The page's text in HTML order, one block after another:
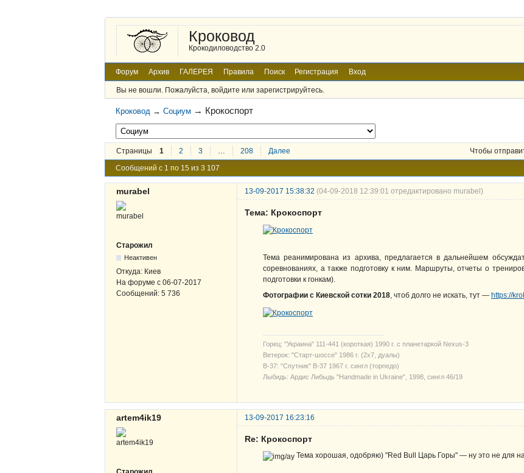
Кроковод
Крокодиловодство 2.0
Форум Архив ГАЛЕРЕЯ Правила Поиск Регистрация Вход
Вы не вошли. Пожалуйста, войдите или зарегистрируйтесь.
Кроковод →Социум → Крокоспорт
Страницы 1 2 3 … 208 Далее Чтобы
Сообщений с 1 по 15 из 3 107
murabel 13-09-2017 15:38:32 (04-09-2018 12:39:01 отредактировано murabel)
Старожил
Неактивен
Откуда: Киев
На форуме с 06-07-2017
Сообщений: 5 736
Тема: Крокоспорт
Тема реанимирована из архива, предлагается в дальнейшем
соревнованиях, а также подготовку к ним. Маршруты, отчеты о
подготовки к гонкам).
Фотографии с Киевской сотки 2018, чтоб долго не искать, тут — https://
Горец: "Украина" 111-441 (короткая) 1990 г. с планетаркой Nexus-3
Ветерок: "Старт-шоссе" 1986 г. (2х7, дуалы)
В-37: "Спутник" В-37 1967 г. сингл (торпедо)
Лыбидь: Ардис Либыдь "Handmade in Ukraine", 1998, сингл 46/19
artem4ik19 13-09-2017 16:23:16
Re: Крокоспорт
Тема хорошая, одобряю) "Red Bull Царь Горы" — ну это не для